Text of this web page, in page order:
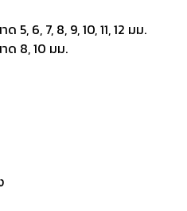
5, 6, 7, 8, 9, 10, 11, 12 มม.
ด 8, 10 มม.